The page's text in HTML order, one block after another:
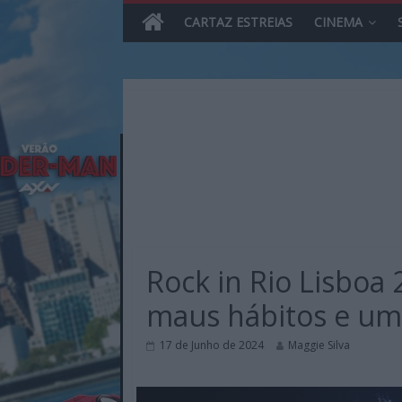
content
Reviews
sobre
CARTAZ ESTREIAS CINEMA
Rock in Rio
maus hábitos e
17 de Junho de 2024 Maggie Silva